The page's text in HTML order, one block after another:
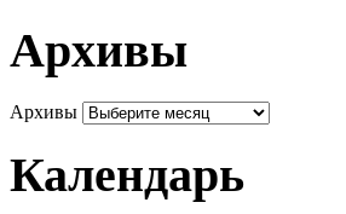
Архивы
Архивы
Календарь